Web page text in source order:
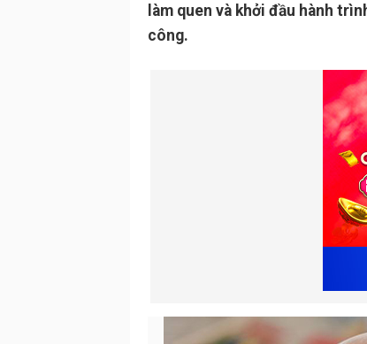
làm quen và khởi đầu hành
công.